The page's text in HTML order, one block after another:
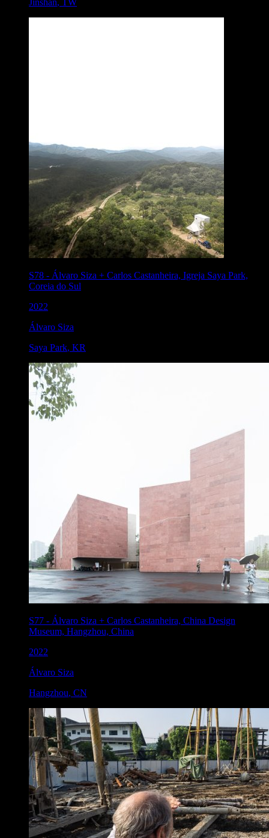
S78 - Álvaro Siza + Carlos Castanheira, Igreja Saya Park,
Coreia do Sul
2022
Álvaro Siza
Saya Park, KR
S77 - Álvaro Siza + Carlos Castanheira, China Design
Museum, Hangzhou, China
2022
Álvaro Siza
Hangzhou, CN